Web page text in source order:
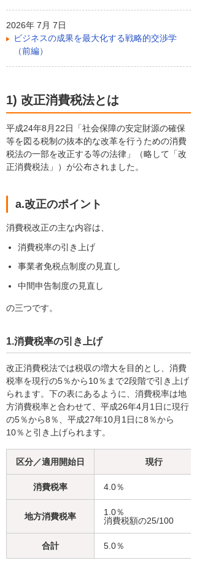
2026年 7月 7日
ビジネスの成果を最大化する戦略的交渉学
（前編）
1) 改正消費税法とは
平成24年8月22日「社会保障の安定財源の確保
等を図る税制の抜本的な改革を行うための消費
税法の一部を改正する等の法律」（略して「改
正消費税法」）が公布されました。
a.改正のポイント
消費税改正の主な内容は、
消費税率の引き上げ
事業者免税点制度の見直し
中間申告制度の見直し
の三つです。
1.消費税率の引き上げ
改正消費税法では税収の増大を目的とし、消費
税率を現行の5％から10％まで2段階で引き上げ
られます。下の表にあるように、消費税率は地
方消費税率と合わせて、平成26年4月1日に現行
の5％から8％、平成27年10月1日に8％から
10％と引き上げられます。
区分／適用開始日 現行
消費税率 4.0％
地方消費税率
1.0％
消費税額の25/100
合計 5.0％